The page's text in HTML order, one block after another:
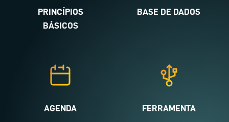
PRINCÍPIOS
BÁSICOS
BASE DE DADOS
AGENDA FERRAMENTA